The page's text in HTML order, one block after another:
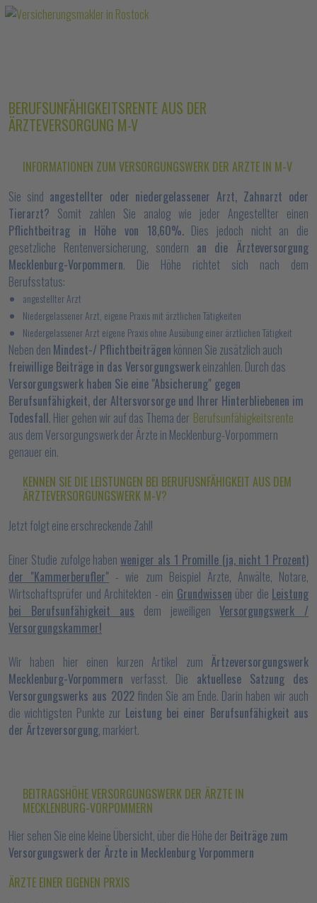
BERUFSUNFÄHIGKEITSRENTE AUS DER
ÄRZTEVERSORGUNG M-V
INFORMATIONEN ZUM VERSORGUNGSWERK DER ARZTE IN M-V
Sie sind angestellter oder niedergelassener Arzt, Zahnarzt oder
Tierarzt? Somit zahlen Sie analog wie jeder Angestellter einen
Pflichtbeitrag in Höhe von 18,60%.Dies jedoch nicht an die
gesetzliche Rentenversicherung, sondern an die Ärzteversorgung
Mecklenburg-Vorpommern. Die Höhe richtet sich nach dem
Berufsstatus:
angestellter Arzt
Niedergelassener Arzt, eigene Praxis mit ärztlichen Tätigkeiten
Niedergelassener Arzt eigene Praxis ohne Ausübung einer ärztlichen Tätigkeit
Neben den Mindest-/ Pflichtbeiträgen können Sie zusätzlich auch
freiwillige Beiträge in das Versorgungswerkeinzahlen. Durch das
Versorgungswerk haben Sie eine "Absicherung" gegen
Berufsunfähigkeit, der Altersvorsorge und Ihrer Hinterbliebenen im
Todesfall. Hier gehen wir auf das Thema der Berufsunfähigkeitsrente
aus dem Versorgungswerk der Ärzte in Mecklenburg-Vorpommern
genauer ein.
KENNEN SIE DIE LEISTUNGEN BEI BERUFUSNFÄHIGKEIT AUS DEM
ÄRZTEVERSORGUNGSWERK M-V?
Jetzt folgt eine erschreckende Zahl!
Einer Studie zufolge habenweniger als 1 Promille (ja, nicht 1 Prozent)
der "Kammerberufler" - wie zum Beispiel Ärzte, Anwälte, Notare,
Wirtschaftsprüfer und Architekten - ein Grundwissen über die Leistung
bei Berufsunfähigkeit aus dem jeweiligenVersorgungswerk /
Versorgungskammer!
Wir haben hier einen kurzen Artikel zum Ärtzeversorgungswerk
Mecklenburg-Vorpommern verfasst. Die aktuellese Satzung des
Versorgungswerks aus 2022finden Sie am Ende. Darin haben wir auch
die wichtigsten Punkte zur Leistung bei einer Berufsunfähigkeit aus
der Ärtzeversorgung, markiert.
BEITRAGSHÖHE VERSORGUNGSWERK DER ÄRZTE IN
MECKLENBURG-VORPOMMERN
Hier sehen Sie eine kleine Übersicht, über die Höhe der Beiträge zum
Versorgungswerk der Ärzte in Mecklenburg Vorpommern
ÄRZTE EINER EIGENEN PRXIS